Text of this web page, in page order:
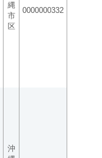
縄
市
区
0000000332
沖